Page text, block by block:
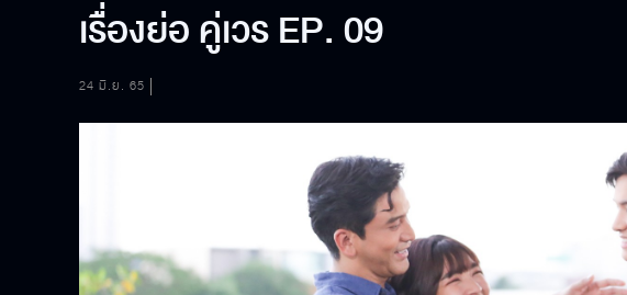
เรื่องย่อ คู่เวร EP. 09
24 มิ.ย. 65